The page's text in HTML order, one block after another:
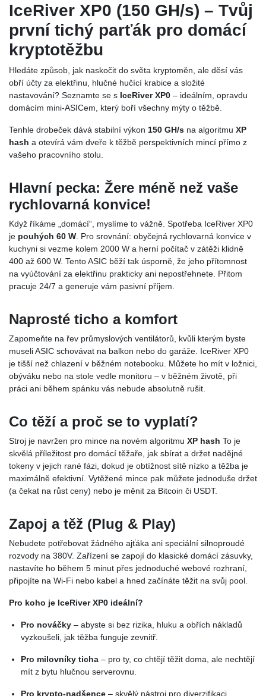
IceRiver XP0 (150 GH/s) – Tvůj
první tichý parťák pro domácí
kryptotěžbu
Hledáte způsob, jak naskočit do světa kryptoměn, ale děsí vás
obří účty za elektřinu, hlučné hučící krabice a složité
nastavování? Seznamte se s IceRiver XP0 – ideálním, opravdu
domácím mini-ASICem, který boří všechny mýty o těžbě.
Tenhle drobeček dává stabilní výkon 150 GH/s na algoritmu XP
hash a otevírá vám dveře k těžbě perspektivních mincí přímo z
vašeho pracovního stolu.
Hlavní pecka: Žere méně než vaše
rychlovarná konvice!
Když říkáme „domácí“, myslíme to vážně. Spotřeba IceRiver XP0
je pouhých 60 W . Pro srovnání: obyčejná rychlovarná konvice v
kuchyni si vezme kolem 2000 W a herní počítač v zátěži klidně
400 až 600 W. Tento ASIC běží tak úsporně, že jeho přítomnost
na vyúčtování za elektřinu prakticky ani nepostřehnete. Přitom
pracuje 24/7 a generuje vám pasivní příjem.
Naprosté ticho a komfort
Zapomeňte na řev průmyslových ventilátorů, kvůli kterým byste
museli ASIC schovávat na balkon nebo do garáže. IceRiver XP0
je tišší než chlazení v běžném notebooku. Můžete ho mít v ložnici,
obýváku nebo na stole vedle monitoru – v běžném životě, při
práci ani během spánku vás nebude absolutně rušit.
Co těží a proč se to vyplatí?
Stroj je navržen pro mince na novém algoritmu XP hash To je
skvělá příležitost pro domácí těžaře, jak sbírat a držet nadějné
tokeny v jejich rané fázi, dokud je obtížnost sítě nízko a těžba je
maximálně efektivní. Vytěžené mince pak můžete jednoduše držet
(a čekat na růst ceny) nebo je měnit za Bitcoin či USDT.
Zapoj a těž (Plug & Play)
Nebudete potřebovat žádného ajťáka ani speciální silnoproudé
rozvody na 380V. Zařízení se zapojí do klasické domácí zásuvky,
nastavíte ho během 5 minut přes jednoduché webové rozhraní,
připojíte na Wi-Fi nebo kabel a hned začínáte těžit na svůj pool.
Pro koho je IceRiver XP0 ideální?
Pro nováčky – abyste si bez rizika, hluku a obřích nákladů
vyzkoušeli, jak těžba funguje zevnitř.
Pro milovníky ticha – pro ty, co chtějí těžit doma, ale nechtějí
mít z bytu hlučnou serverovnu.
Pro krypto-nadšence – skvělý nástroj pro diverzifikaci